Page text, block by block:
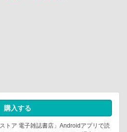
購入する
トア 電子雑誌書店」Androidアプリで読